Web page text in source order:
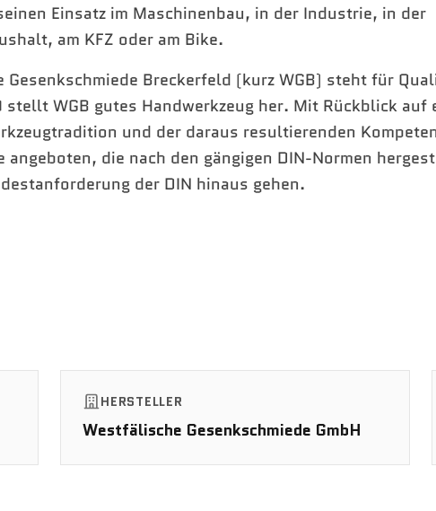
Einsatz im Maschinenbau, in der Industrie, in der
am KFZ oder am Bike.
Breckerfeld (kurz WGB) steht für
WGB gutes Handwerkzeug her. Mit Rückblick auf
und der daraus resultierenden
angeboten, die nach den gängigen DIN-Normen
der DIN hinaus gehen.
HERSTELLER
Westfälische Gesenkschmiede GmbH